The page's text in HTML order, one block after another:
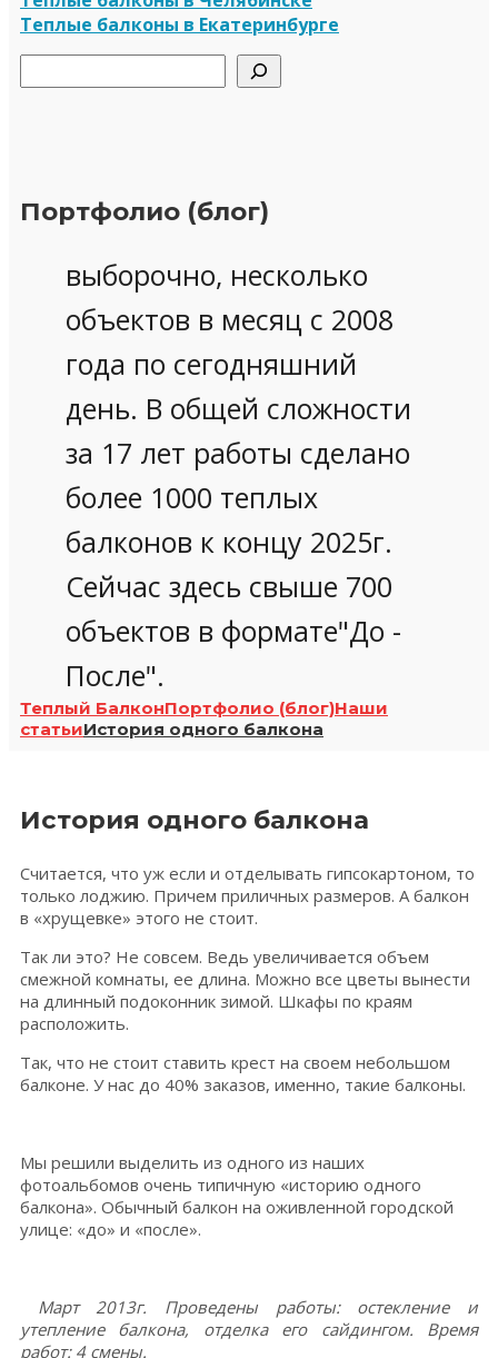
Теплые балконы в Екатеринбурге
Портфолио (блог)
выборочно, несколько
объектов в месяц с 2008
года по сегодняшний
день. В общей сложности
за 17 лет работы сделано
более 1000 теплых
балконов к концу 2025г.
Сейчас здесь свыше 700
объектов в формате"До -
После".
Теплый БалконПортфолио (блог)Наши
статьиИстория одного балкона
История одного балкона
Считается, что уж если и отделывать гипсокартоном, то
только лоджию. Причем приличных размеров. А балкон
в «хрущевке» этого не стоит.
Так ли это? Не совсем. Ведь увеличивается объем
смежной комнаты, ее длина. Можно все цветы вынести
на длинный подоконник зимой. Шкафы по краям
расположить.
Так, что не стоит ставить крест на своем небольшом
балконе. У нас до 40% заказов, именно, такие балконы.
Мы решили выделить из одного из наших
фотоальбомов очень типичную «историю одного
балкона». Обычный балкон на оживленной городской
улице: «до» и «после».
Март 2013г. Проведены работы: остекление и
утепление балкона, отделка его сайдингом. Время
работ: 4 смены.